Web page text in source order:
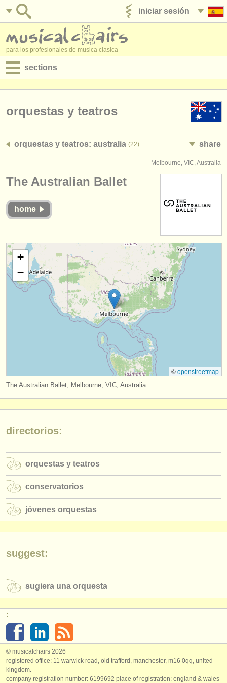
iniciar sesión
para los profesionales de musica clasica
sections
empleos - administración
concursos
instrumentos robados
directorios:
orquestas y teatros
conservatorios
acerca de musicalchairs
contáctenos
editor:
anúnciese con nosotros
find out about ourATS
ATSfaq
orquestas y teatros
orquestas y teatros: australia (22) share
Melbourne, VIC, Australia
The Australian Ballet
home
+
−
©openstreetmap
The Australian Ballet, Melbourne, VIC, Australia.
directorios:
orquestas y teatros
conservatorios
jóvenes orquestas
suggest:
sugiera una orquesta
:
© musicalchairs 2026
registered office: 11 warwick road, old trafford, manchester, m16 0qq, united
kingdom.
company registration number: ​6199692 place of registration: england & wales